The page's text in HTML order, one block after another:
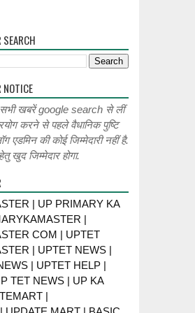
सभी खबरें google search से लीं
करने से पहले वैधानिक पुष्टि
की कोई जिम्मेदारी नहीं है.
खुद जिम्मेदार होगा.
| UP PRIMARY KA
|
COM | UPTET
| UPTET NEWS |
| UPTET HELP |
TET NEWS | UP KA
|